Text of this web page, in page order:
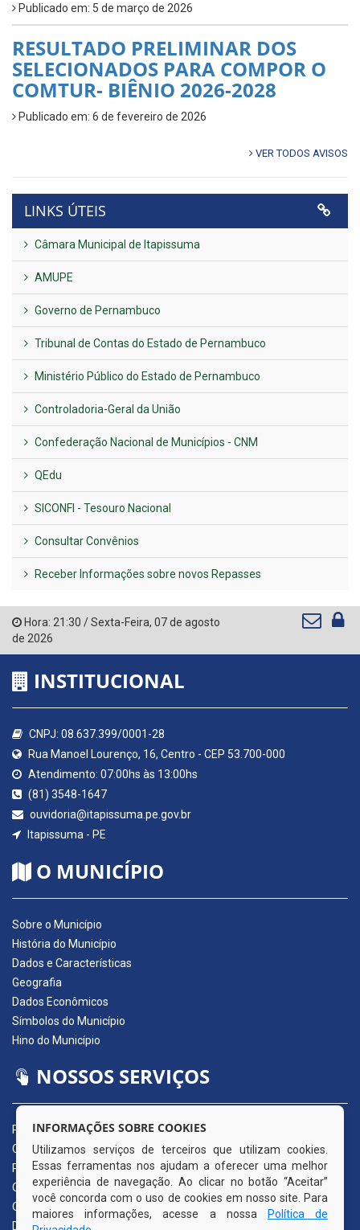
Publicado em: 5 de março de 2026
RESULTADO PRELIMINAR DOS
SELECIONADOS PARA COMPOR O
COMTUR- BIÊNIO 2026-2028
Publicado em: 6 de fevereiro de 2026
VER TODOS AVISOS
LINKS ÚTEIS
Câmara Municipal de Itapissuma
AMUPE
Governo de Pernambuco
Tribunal de Contas do Estado de Pernambuco
Ministério Público do Estado de Pernambuco
Controladoria-Geral da União
Confederação Nacional de Municípios - CNM
QEdu
SICONFI - Tesouro Nacional
Consultar Convênios
Receber Informações sobre novos Repasses
Hora: 21:30 /Sexta-Feira, 07 de agosto
de 2026
INSTITUCIONAL
CNPJ: 08.637.399/0001-28
Rua Manoel Lourenço, 16, Centro - CEP 53.700-000
Atendimento: 07:00hs às 13:00hs
(81) 3548-1647
ouvidoria@itapissuma.pe.gov.br
Itapissuma - PE
O MUNICÍPIO
Sobre o Município
História do Município
Dados e Características
Geografia
Dados Econômicos
Símbolos do Município
Hino do Município
NOSSOS SERVIÇOS
Portal da Transparência
Carta de Serviços ao Usuário
Pedido de Acesso à Informação (e-SIC)
Ouvidoria Municipal
Quadro de Avisos
Diário Oficial da AMUPE
INFORMAÇÕES SOBRE COOKIES
Utilizamos serviços de terceiros que utilizam cookies.
Essas ferramentas nos ajudam a oferecer uma melhor
experiência de navegação. Ao clicar no botão “Aceitar”
você concorda com o uso de cookies em nosso site. Para
maiores informações, acesse a nossa
Política de